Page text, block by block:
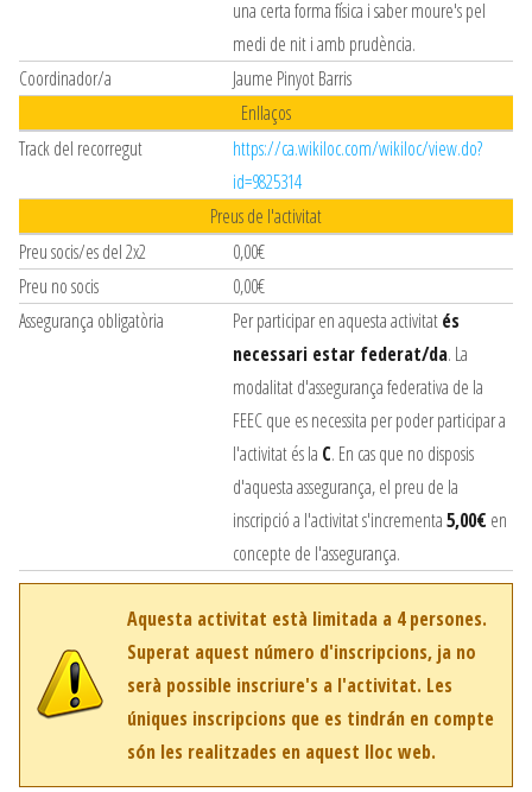
una certa forma física i saber moure's pel
medi de nit i amb prudència.
Coordinador/a
Jaume Pinyot Barris
Enllaços
Track del recorregut
https://ca.wikiloc.com/wikiloc/view.do?
id=9825314
Preus de l'activitat
Preu socis/es del 2x2
0,00€
Preu no socis
0,00€
Assegurança obligatòria
Per participar en aquesta activitatés
necessari estar federat/da. La
modalitat d'assegurança federativa de la
FEEC que es necessita per poder participar a
l'activitat és la C. En cas que no disposis
d'aquesta assegurança, el preu de la
inscripció a l'activitat s'incrementa5,00€ en
concepte de l'assegurança.
Aquesta activitat està limitada a 4 persones.
Superat aquest número d'inscripcions, ja no
serà possible inscriure's a l'activitat. Les
úniques inscripcions que es tindrán en compte
són les realitzades en aquest lloc web.